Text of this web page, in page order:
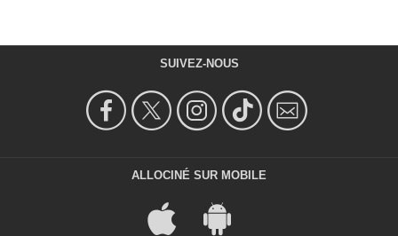
SUIVEZ-NOUS
ALLOCINÉ SUR MOBILE